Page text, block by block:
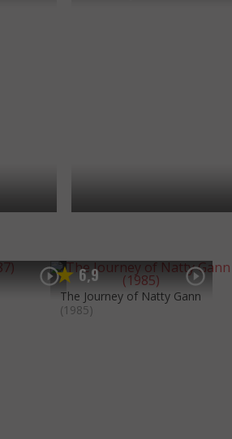
6,9
The Journey of Natty Gann
(1985)